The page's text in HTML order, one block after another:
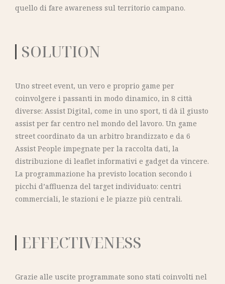
quello di fare awareness sul territorio campano.
SOLUTION
Uno street event, un vero e proprio game per
coinvolgere i passanti in modo dinamico, in 8 città
diverse: Assist Digital, come in uno sport, ti dà il giusto
assist per far centro nel mondo del lavoro. Un game
street coordinato da un arbitro brandizzato e da 6
Assist People impegnate per la raccolta dati, la
distribuzione di leaflet informativi e gadget da vincere.
La programmazione ha previsto location secondo i
picchi d’affluenza del target individuato: centri
commerciali, le stazioni e le piazze più centrali.
EFFECTIVENESS
Grazie alle uscite programmate sono stati coinvolti nel